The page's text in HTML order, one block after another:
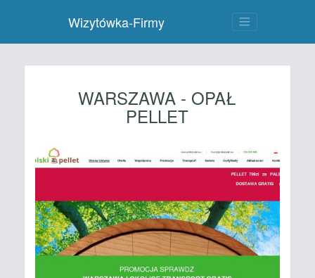
Wizytówka-Firmy
WARSZAWA - OPAŁ
PELLET